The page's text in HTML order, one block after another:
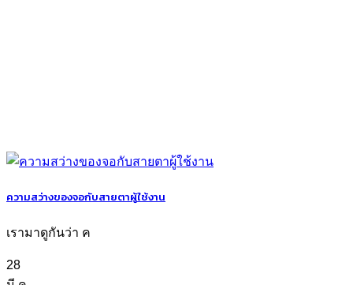
ความสว่างของจอกับสายตาผู้ใช้งาน
เรามาดูกันว่า ค
28